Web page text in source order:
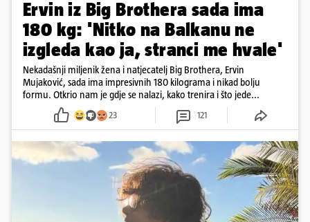
Ervin iz Big Brothera sada ima
180 kg: 'Nitko na Balkanu ne
izgleda kao ja, stranci me hvale'
Nekadašnji miljenik žena i natjecatelj Big Brothera, Ervin
Mujaković, sada ima impresivnih 180 kilograma i nikad bolju
formu. Otkrio nam je gdje se nalazi, kako trenira i što jede...
23 121